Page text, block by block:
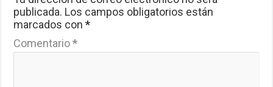
publicada. Los campos obligatorios están
marcados con*
Comentario*